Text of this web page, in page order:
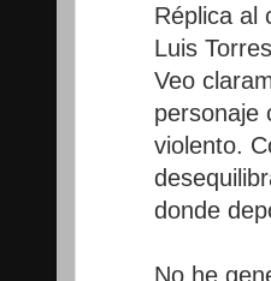
Réplica al
Luis
Veo
personaje
violento.
donde
No he